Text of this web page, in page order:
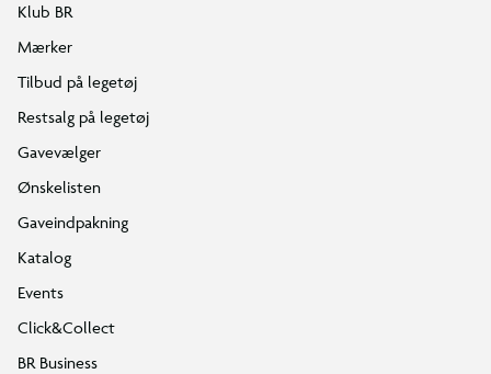
Klub BR
Mærker
Tilbud på legetøj
Restsalg på legetøj
Gavevælger
Ønskelisten
Gaveindpakning
Katalog
Events
Click&Collect
BR Business